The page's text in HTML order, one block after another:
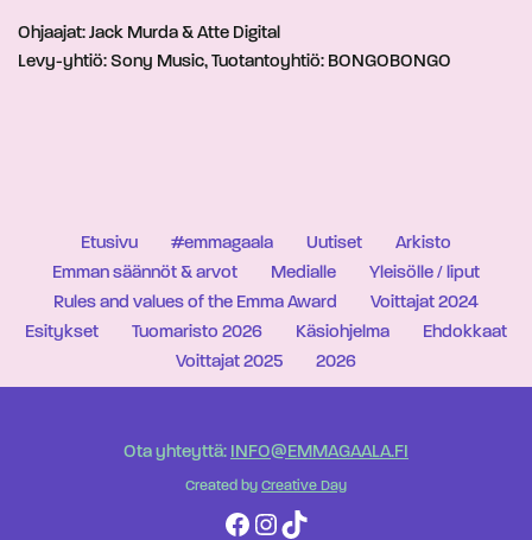
Ohjaajat: Jack Murda & Atte Digital
Levy-yhtiö: Sony Music, Tuotantoyhtiö: BONGOBONGO
Etusivu #emmagaala Uutiset
Arkisto
Emman säännöt & arvot
Medialle
Yleisölle / liput
Rules and values of the Emma Award
Voittajat 2024
Esitykset
Tuomaristo 2026 Käsiohjelma
Ehdokkaat
Voittajat 2025
2026
Ota yhteyttä: INFO@EMMAGAALA.FI
Created by Creative Day